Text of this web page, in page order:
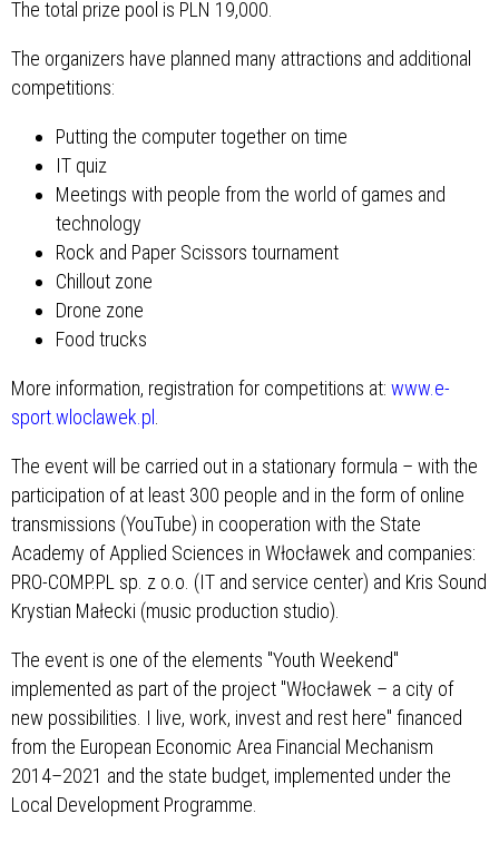
The total prize pool is PLN 19,000.
The organizers have planned many attractions and additional
competitions:
Putting the computer together on time
IT quiz
Meetings with people from the world of games and
technology
Rock and Paper Scissors tournament
Chillout zone
Drone zone
Food trucks
More information, registration for competitions at: www.e-
sport.wloclawek.pl .
The event will be carried out in a stationary formula – with the
participation of at least 300 people and in the form of online
transmissions (YouTube) in cooperation with the State
Academy of Applied Sciences in Włocławek and companies:
PRO-COMP.PL sp. z o.o. (IT and service center) and Kris Sound
Krystian Małecki (music production studio).
The event is one of the elements "Youth Weekend"
implemented as part of the project "Włocławek – a city of
new possibilities. I live, work, invest and rest here" financed
from the European Economic Area Financial Mechanism
2014–2021 and the state budget, implemented under the
Local Development Programme.